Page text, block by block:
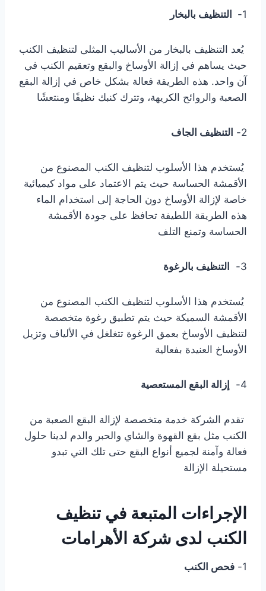
1- التنظيف بالبخار
يُعد التنظيف بالبخار من الأساليب المثلى لتنظيف الكنب
حيث يساهم في إزالة الأوساخ والبقع وتعقيم الكنب في
آن واحد. هذه الطريقة فعالة بشكل خاص في إزالة البقع
الصعبة والروائح الكريهة، وتترك كنبك نظيفًا ومنتعشًا
2- التنظيف الجاف
يُستخدم هذا الأسلوب لتنظيف الكنب المصنوع من
الأقمشة الحساسة حيث يتم الاعتماد على مواد كيميائية
خاصة لإزالة الأوساخ دون الحاجة إلى استخدام الماء
هذه الطريقة اللطيفة تحافظ على جودة الأقمشة
الحساسة وتمنع التلف
3- التنظيف بالرغوة
يُستخدم هذا الأسلوب لتنظيف الكنب المصنوع من
الأقمشة السميكة حيث يتم تطبيق رغوة متخصصة
لتنظيف الأوساخ بعمق الرغوة تتغلغل في الألياف وتزيل
الأوساخ العنيدة بفعالية
4- إزالة البقع المستعصية
تقدم الشركة خدمة متخصصة لإزالة البقع الصعبة من
الكنب مثل بقع القهوة والشاي والحبر والدم لدينا حلول
فعالة وآمنة لجميع أنواع البقع حتى تلك التي تبدو
مستحيلة الإزالة
الإجراءات المتبعة في تنظيف
الكنب لدى شركة الأهرامات
1- فحص الكنب